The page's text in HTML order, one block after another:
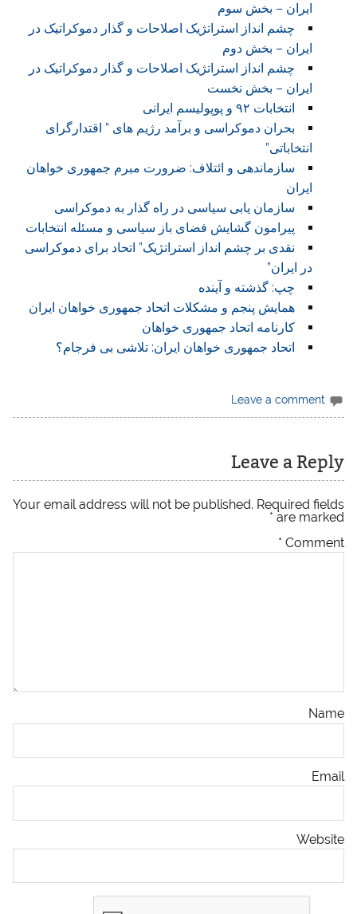
ایران – بخش سوم
چشم انداز استراتژیک اصلاحات و گذار دموکراتیک در
ایران – بخش دوم
چشم انداز استراتژیک اصلاحات و گذار دموکراتیک در
ایران – بخش نخست
انتخابات ۹۲ و پوپولیسم ایرانی
بحران دموکراسی و برآمد رژیم های ” اقتدارگرای
انتخاباتی”
سازماندهی و ائتلاف: ضرورت مبرم جمهوری خواهان
ایران
سازمان یابی سیاسی در راه گذار به دموکراسی
پیرامون گشایش فضای باز سیاسی و مسئله انتخابات
نقدی بر چشم انداز استراتژیک” اتحاد برای دموکراسی
در ایران”
چپ: گذشته و آینده
همایش پنجم و مشکلات اتحاد جمهوری خواهان ایران
کارنامه اتحاد جمهوری خواهان
اتحاد جمهوری خواهان ایران: تلاشی بی فرجام؟
Leave a comment
Leave a Reply
Your email address will not be published. Required fields
are marked
*
Comment
*
Name
Email
Website